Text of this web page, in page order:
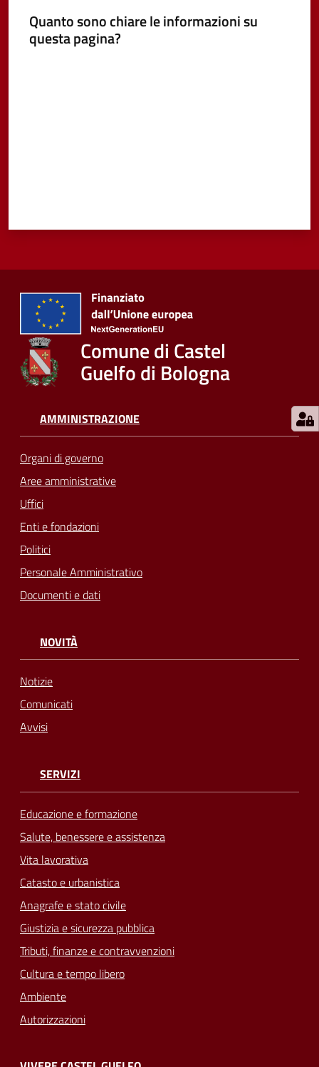
argomenti...
Quanto sono chiare le informazioni su
questa pagina?
Comune di Castel
Guelfo di Bologna
AMMINISTRAZIONE
Organi di governo
Aree amministrative
Uffici
Enti e fondazioni
Politici
Personale Amministrativo
Documenti e dati
NOVITÀ
Notizie
Comunicati
Avvisi
SERVIZI
Educazione e formazione
Salute, benessere e assistenza
Vita lavorativa
Catasto e urbanistica
Anagrafe e stato civile
Giustizia e sicurezza pubblica
Tributi, finanze e contravvenzioni
Cultura e tempo libero
Ambiente
Autorizzazioni